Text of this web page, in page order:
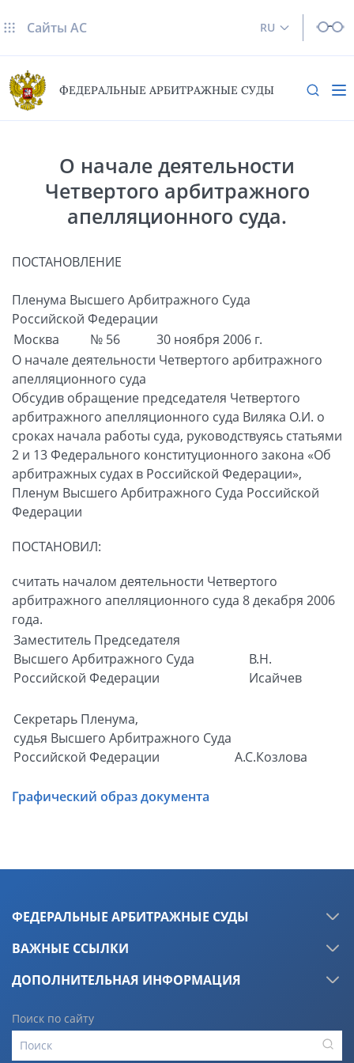
RU
Сайты AC
ФЕДЕРАЛЬНЫЕ АРБИТРАЖНЫЕ СУДЫ
О начале деятельности
Четвертого арбитражного
апелляционного суда.
ПОСТАНОВЛЕНИЕ
Пленума Высшего Арбитражного Суда
Российской Федерации
Москва
№ 56
30 ноября 2006 г.
О начале деятельности Четвертого арбитражного
апелляционного суда
Обсудив обращение председателя Четвертого
арбитражного апелляционного суда Виляка О.И. о
сроках начала работы суда, руководствуясь статьями
2 и 13 Федерального конституционного закона «Об
арбитражных судах в Российской Федерации»,
Пленум Высшего Арбитражного Суда Российской
Федерации
ПОСТАНОВИЛ:
считать началом деятельности Четвертого
арбитражного апелляционного суда 8 декабря 2006
года.
Заместитель Председателя
Высшего Арбитражного Суда
Российской Федерации
В.Н.
Исайчев
Секретарь Пленума,
судья Высшего Арбитражного Суда
Российской Федерации
А.С.Козлова
Графический образ документа
ФЕДЕРАЛЬНЫЕ АРБИТРАЖНЫЕ СУДЫ
ВАЖНЫЕ ССЫЛКИ
ДОПОЛНИТЕЛЬНАЯ ИНФОРМАЦИЯ
Поиск по сайту